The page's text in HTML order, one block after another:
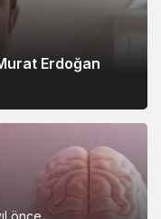
Erdoğan
önce